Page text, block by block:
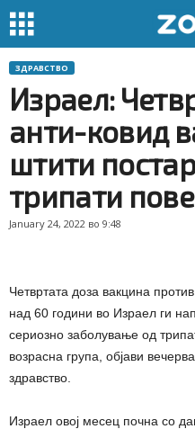
ЗДРАВСТВО
Израел:
анти-ковид
штити
трипати
January 24, 2022 во 9:48
Четвртата доза вакцина
над 60 години во Израел ги
сериозно заболување од
возрасна група, објави
здравство.
Израел овој месец почна со